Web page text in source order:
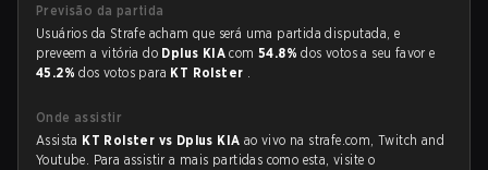
Previsão da partida
Usuários da Strafe acham que será uma partida disputada, e
preveem a vitória do Dplus KIAcom54.8%dos votos a seu favor e
45.2%dos votos para KT Rolster .
Onde assistir
Assista KT Rolster vs Dplus KIA ao vivo na strafe.com, Twitch and
Youtube. Para assistir a mais partidas como esta, visite o